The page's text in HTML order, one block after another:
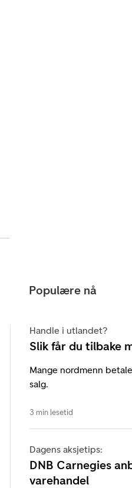
Populære nå
Handle i utlandet?
Slik får du tilbake
Mange nordmenn
salg.
3 min lesetid
Dagens aksjetips:
DNB Carnegies
varehandel